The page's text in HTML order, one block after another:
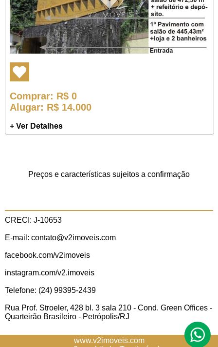
Comprar: R$ 0
Alugar: R$ 14.000
+ Ver Detalhes
Preços e características sujeitos a confirmação
CRECI: J-10653
E-mail: contato@v2imoveis.com
facebook.com/v2imoveis
instagram.com/v2.imoveis
Telefone: (24) 99395-2439
Rua Prof. Stroeler, 428 bl. 3 sala 210 - Cond. Green Offices -
Quarteirão Brasileiro - Petrópolis/RJ
www.v2imoveis.com